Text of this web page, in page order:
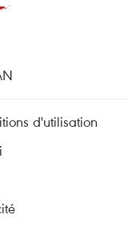
d'utilisation